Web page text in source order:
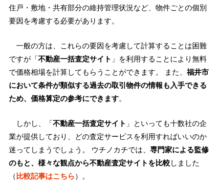
住戸・敷地・共有部分の維持管理状況など、物件ごとの個別
要因を考慮する必要があります。
一般の方は、これらの要因を考慮して計算することは困難
ですが「不動産一括査定サイト 」を利用することにより無料
で価格相場を計算してもらうことができます。 また、 福井市
において条件が類似する過去の取引物件の情報も入手できる
ため、価格算定の参考にできます。
しかし、「不動産一括査定サイト 」といっても十数社の企
業が提供しており、どの査定サービスを利用すればいいのか
迷ってしまうでしょう。 ウチノカチでは、 専門家による監修
のもと、様々な観点から不動産査定サイトを比較しました
（比較記事はこちら）。